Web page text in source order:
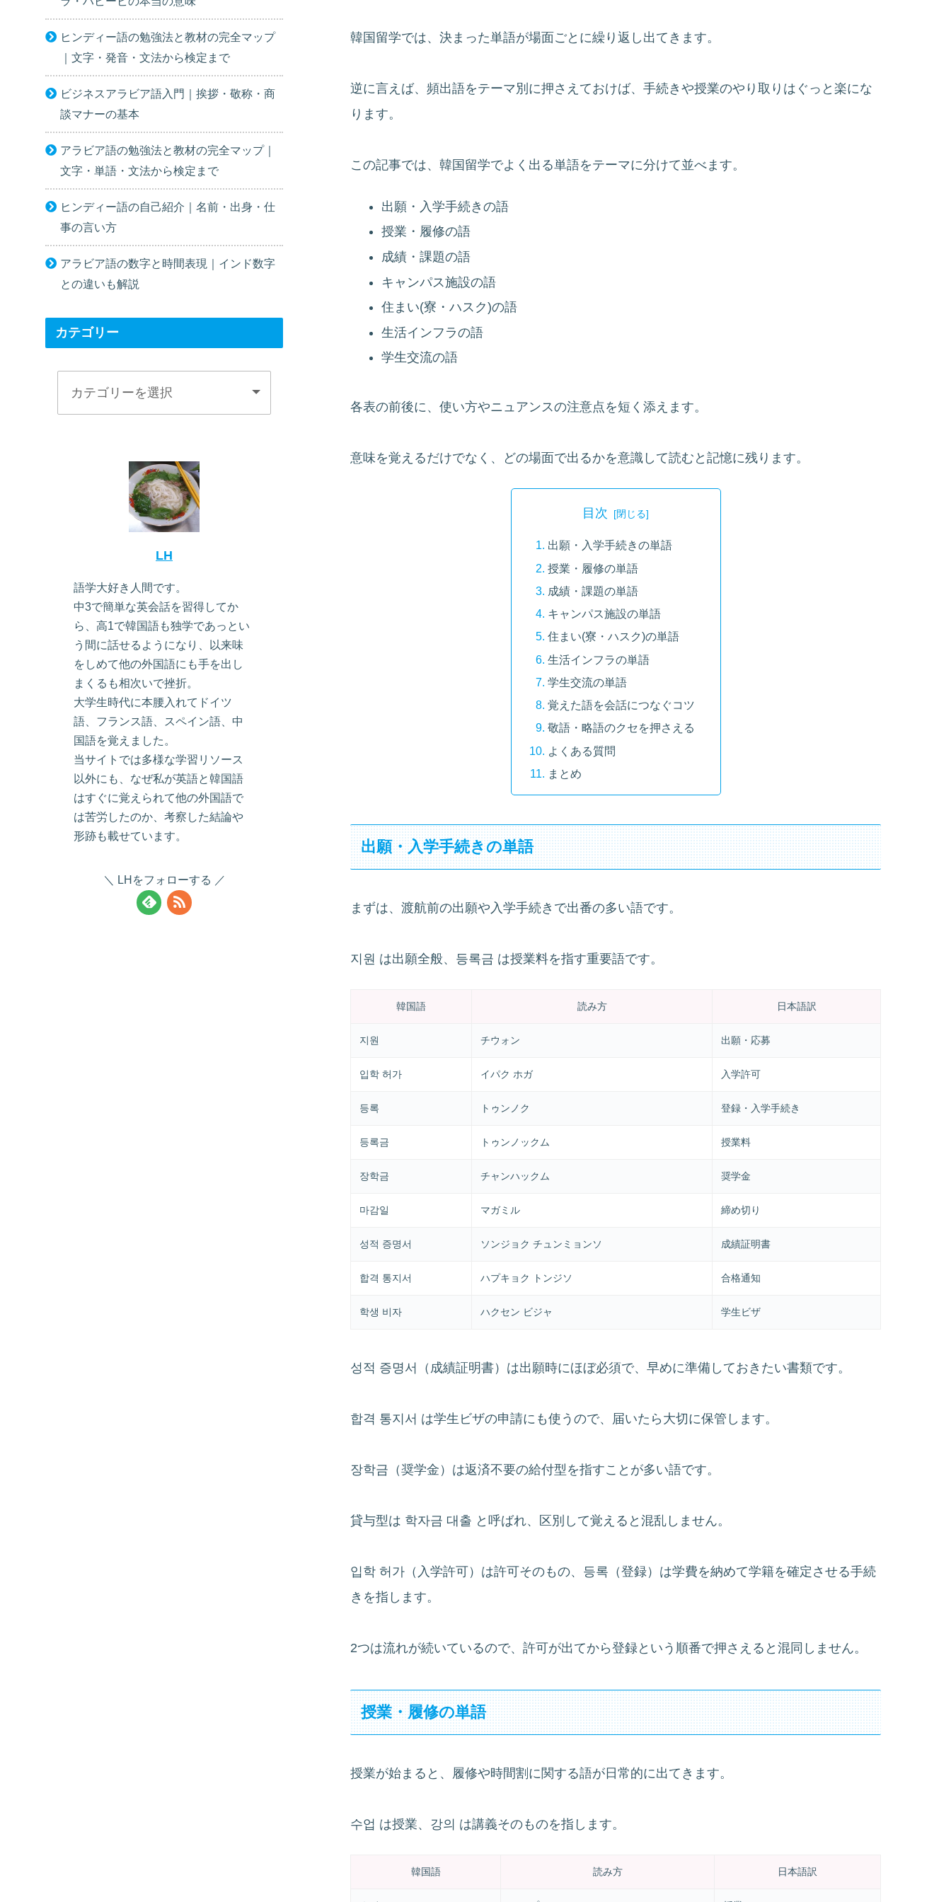
韓国留学では、決まった単語が場面ごとに繰り返し出てきます。
逆に言えば、頻出語をテーマ別に押さえておけば、手続きや授業のやり取りはぐっと楽にな
ります。
この記事では、韓国留学でよく出る単語をテーマに分けて並べます。
出願・入学手続きの語
授業・履修の語
成績・課題の語
キャンパス施設の語
住まい(寮・ハスク)の語
生活インフラの語
学生交流の語
各表の前後に、使い方やニュアンスの注意点を短く添えます。
意味を覚えるだけでなく、どの場面で出るかを意識して読むと記憶に残ります。
目次
出願・入学手続きの単語
授業・履修の単語
成績・課題の単語
キャンパス施設の単語
住まい(寮・ハスク)の単語
生活インフラの単語
学生交流の単語
覚えた語を会話につなぐコツ
敬語・略語のクセを押さえる
よくある質問
まとめ
出願・入学手続きの単語
まずは、渡航前の出願や入学手続きで出番の多い語です。
지원 は出願全般、등록금 は授業料を指す重要語です。
韓国語 読み方 日本語訳
지원 チウォン 出願・応募
입학 허가 イパク ホガ 入学許可
등록 トゥンノク 登録・入学手続き
등록금 トゥンノックム 授業料
장학금 チャンハックム 奨学金
마감일 マガミル 締め切り
성적 증명서 ソンジョク チュンミョンソ 成績証明書
합격 통지서 ハプキョク トンジソ 合格通知
학생 비자 ハクセン ビジャ 学生ビザ
성적 증명서（成績証明書）は出願時にほぼ必須で、早めに準備しておきたい書類です。
합격 통지서 は学生ビザの申請にも使うので、届いたら大切に保管します。
장학금（奨学金）は返済不要の給付型を指すことが多い語です。
貸与型は 학자금 대출 と呼ばれ、区別して覚えると混乱しません。
입학 허가（入学許可）は許可そのもの、등록（登録）は学費を納めて学籍を確定させる手続
きを指します。
2つは流れが続いているので、許可が出てから登録という順番で押さえると混同しません。
授業・履修の単語
授業が始まると、履修や時間割に関する語が日常的に出てきます。
수업 は授業、강의 は講義そのものを指します。
韓国語 読み方 日本語訳
ヒンディー語の勉強法と教材の完全マップ
｜文字・発音・文法から検定まで
ビジネスアラビア語入門｜挨拶・敬称・商
談マナーの基本
アラビア語の勉強法と教材の完全マップ｜
文字・単語・文法から検定まで
ヒンディー語の自己紹介｜名前・出身・仕
事の言い方
アラビア語の数字と時間表現｜インド数字
との違いも解説
カテゴリー
LH
語学大好き人間です。
中3で簡単な英会話を習得してか
ら、高1で韓国語も独学であっとい
う間に話せるようになり、以来味
をしめて他の外国語にも手を出し
まくるも相次いで挫折。
大学生時代に本腰入れてドイツ
語、フランス語、スペイン語、中
国語を覚えました。
当サイトでは多様な学習リソース
以外にも、なぜ私が英語と韓国語
はすぐに覚えられて他の外国語で
は苦労したのか、考察した結論や
形跡も載せています。
LHをフォローする